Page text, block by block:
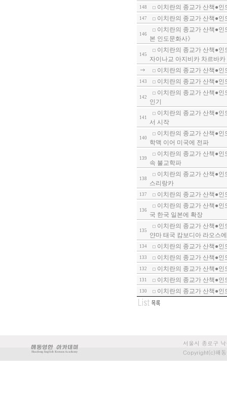
148 이치란의 종교가 산책●인
147 이치란의 종교가 산책●인
146
이치란의 종교가 산책●인
본 인도문화사》
145
이치란의 종교가 산책●인
자이나교 아지비카 차르바카
이치란의 종교가 산책●인
143 이치란의 종교가 산책●인
142
이치란의 종교가 산책●인
인기
141
이치란의 종교가 산책●인
서 시작
140
이치란의 종교가 산책●인
학맥 이어 미국에 전파
139
이치란의 종교가 산책●인
속 불교학파
138
이치란의 종교가 산책●인
스리랑카
137 이치란의 종교가 산책●인
136
이치란의 종교가 산책●인
국 한국 일본에 확장
135
이치란의 종교가 산책●인
얀마 태국 캄보디아 라오스에
134 이치란의 종교가 산책●인
133 이치란의 종교가 산책●인
132 이치란의 종교가 산책●인
131 이치란의 종교가 산책●
130 이치란의 종교가 산책●인